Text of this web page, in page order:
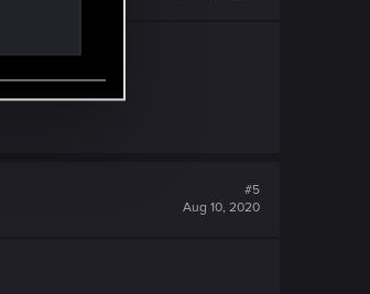
#5
Aug 10, 2020